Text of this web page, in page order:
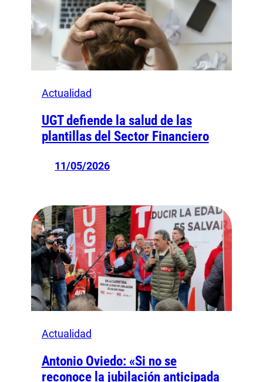
Actualidad
UGT defiende la salud de las
plantillas del Sector Financiero
11/05/2026
Actualidad
Antonio Oviedo: «Si no se
reconoce la jubilación anticipada